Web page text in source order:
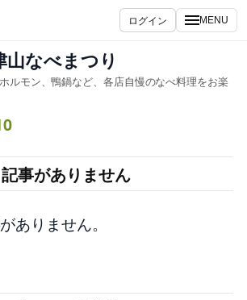
ログイン MENU
山なべまつり
ルモン、鴨鍋など、各店自慢のなべ料理をお楽
記事がありません
ありません。